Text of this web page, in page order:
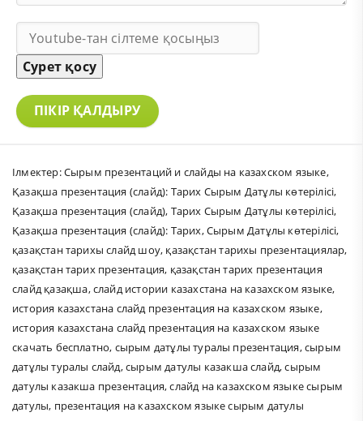
Сурет қосу
ПІКІР ҚАЛДЫРУ
Ілмектер:Сырым презентаций и слайды на казахском языке,
Қазақша презентация (слайд): Тарих Сырым Датұлы көтерілісі,
Қазақша презентация (слайд), Тарих Сырым Датұлы көтерілісі,
Қазақша презентация (слайд): Тарих,Сырым Датұлы көтерілісі,
қазақстан тарихы слайд шоу, қазақстан тарихы презентациялар,
қазақстан тарих презентация, қазақстан тарих презентация
слайд қазақша,слайд истории казахстана на казахском языке,
история казахстана слайд презентация на казахском языке,
история казахстана слайд презентация на казахском языке
скачать бесплатно, сырым датұлы туралы презентация,сырым
датұлы туралы слайд,сырым датулы казакша слайд,сырым
датулы казакша презентация,слайд на казахском языке сырым
датулы, презентация на казахском языке сырым датулы